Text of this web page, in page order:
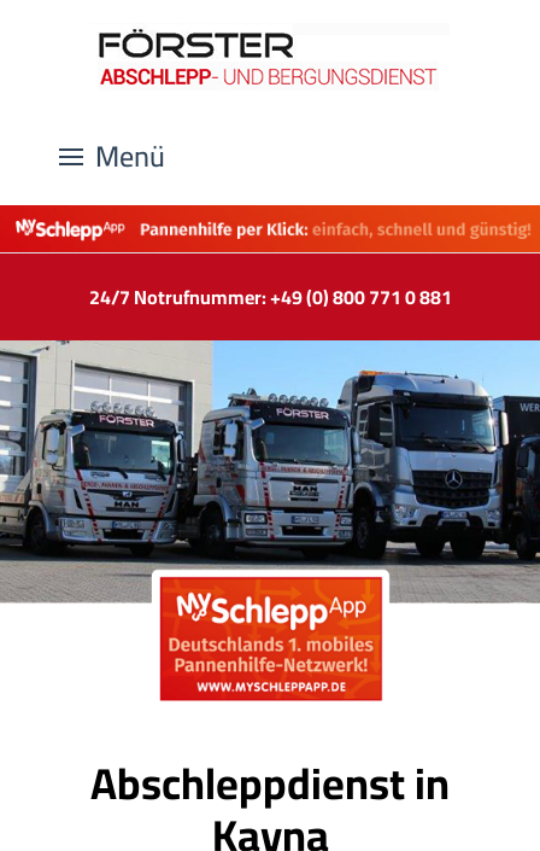
Menü
24/7 Notrufnummer: +49 (0) 800 771 0 881
Abschleppdienst in